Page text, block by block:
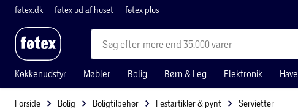
føtex.dk føtex ud af huset føtex plus
mere end 35.000 varer
Køkkenudstyr Møbler Bolig Børn & Leg Elektronik Have
Forside Bolig Boligtilbehør Festartikler & pynt Servietter